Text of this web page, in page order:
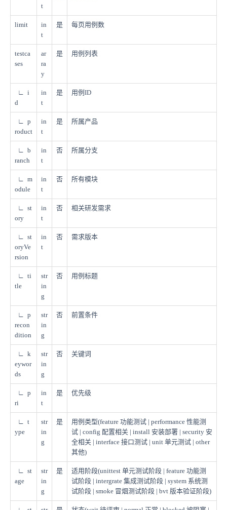
t
limit
in
t
是 每页用例数
testca
ses
ar
ra
y
是 用例列表
∟ i
d
in
t
是 用例ID
∟ p
roduct
in
t
是 所属产品
∟ b
ranch
in
t
否 所属分支
∟ m
odule
in
t
否 所有模块
∟ st
ory
in
t
否 相关研发需求
∟ st
oryVe
rsion
in
t
否 需求版本
∟ ti
tle
str
in
g
否 用例标题
∟ p
recon
dition
str
in
g
否 前置条件
∟ k
eywor
ds
str
in
g
否 关键词
∟ p
ri
in
t
是 优先级
∟ t
ype
str
in
g
是
用例类型(feature 功能测试 | performance 性能测
试 | config 配置相关 | install 安装部署 | security 安
全相关 | interface 接口测试 | unit 单元测试 | other
其他)
∟ st
age
str
in
g
是
适用阶段(unittest 单元测试阶段 | feature 功能测
试阶段 | intergrate 集成测试阶段 | system 系统测
试阶段 | smoke 冒烟测试阶段 | bvt 版本验证阶段)